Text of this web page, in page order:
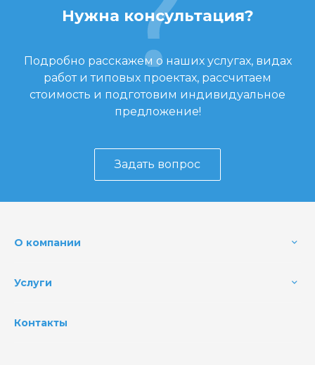
Нужна консультация?
Подробно расскажем о наших услугах, видах
работ и типовых проектах, рассчитаем
стоимость и подготовим индивидуальное
предложение!
Задать вопрос
О компании
Услуги
Контакты